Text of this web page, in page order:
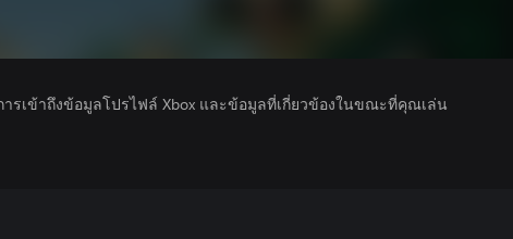
ารเข้าถึงข้อมูลโปรไฟล์ Xbox และข้อมูลที่เกี่ยวข้องในขณะที่คุณเล่น